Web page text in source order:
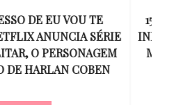
AMY WINEHOUSE: A VOZ
QUE REVOLUCIONOU A
TORNOU UM SÍMBOLO
UMA GERAÇÃO